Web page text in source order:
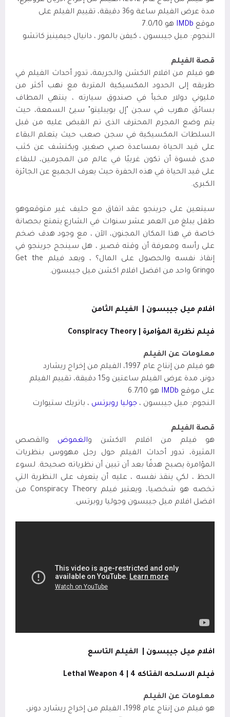
مدة عرض الفيلم ساعة و36 دقيقة،
تقييم الفيلم على
موقع IMDb هو 7.0/10
النجوم: ميل جيبسون ، كيفن بالمور ، دانيال جيمينيز كاتشو
قصة الفيلم
هو فيلم من افلام الاكشن والجريمة، تدور أحداث الفيلم في
طريقه إلى الحدود المكسيكية المتربة مع نهب أكثر من
مليوني دولار مخبأ في صندوق سيارته ، ينتهي المطاف
بسائق مهرب في سجن "إل بويبليتو" سيئ السمعة، حيث
يتم وضع المجرم المحترف الذى تم القبض عليه من قبل
السلطات المكسيكية في سجن صعب حيث يتعلم البقاء
على قيد الحياة بمساعدة صبي صغير، ويكتشف عن كثب
مدى قسوة أن تكون غريبًا في عالم من المجرمين، للبقاء
على قيد الحياة في هذه الحفرة حيث يعرف الجميع عن الجائزة
الكبرى.
سيتعين على جرينجو عقد اتفاق مع حليف غير متوقعوهو
طفل يبلغ من العمر عشر سنوات في الشارع يتمتع بحصانة
خاصة في هذا المكان المجنون، الآن ، مع وجود هدف ضخم
على رأسه ومعرفة أن وقته قصير ، هل سينجح جرينجو في
إنقاذ نفسه والحصول على المال؟
، ويعد فيلم Get the
Gringo واحد من افضل افلام اكشن ميل جيبسون.
افلام ميل جيبسون | الفيلم الثامن
فيلم نظرية المؤامرة | Conspiracy Theory
معلومات عن الفيلم
هو فيلم من إنتاج عام 1997، الفيلم من إخراج ريشارد
دونر، مدة عرض الفيلم ساعتين
و15 دقيقة، تقييم الفيلم
على موقع IMDb هو 6.7/10
النجوم: ميل جيبسون ، جوليا روبرتس ، باتريك ستيوارت
قصة الفيلم
هو فيلم من افلام الاكشن والغموض والقصص
المثيرة،
تدور أحداث الفيلم حول رجل مهووس بنظريات
المؤامرة يصبح هدفًا بعد أن تبين أن نظرياته صحيحة. لسوء
الحظ ، لكي ينقذ نفسه ، عليه أن يتعرف على النظرية التي
تخصه هو شخصيا، ويعتبر فيلم Conspiracy Theory من
افضل افلام ميل جيبسون وجوليا روبرتس.
افلام ميل جيبسون | الفيلم التاسع
فيلم الاسلحه الفتاكه 4 | Lethal Weapon 4
معلومات عن الفيلم
هو فيلم من إنتاج عام 1998، الفيلم من إخراج ريشارد دونر،